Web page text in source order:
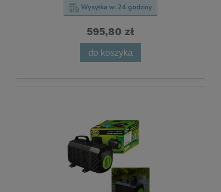
Wysyłka w: 24 godziny
595,80 zł
do koszyka